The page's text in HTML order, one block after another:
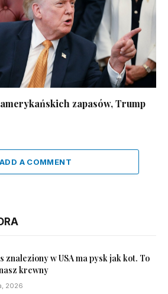
zapasów, Trump
ADD A COMMENT
znaleziony w USA ma pysk jak kot. To
krewny
2026